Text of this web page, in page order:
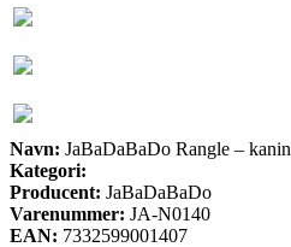
Navn: JaBaDaBaDo Rangle – kanin
Kategori:
Producent: JaBaDaBaDo
Varenummer: JA-N0140
EAN: 7332599001407